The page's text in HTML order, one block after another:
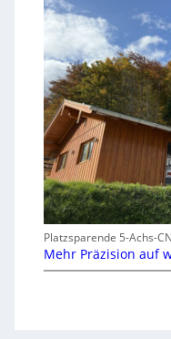
Platzsparende 5-Achs-
Mehr Präzision auf